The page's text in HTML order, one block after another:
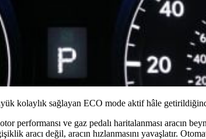
kolaylık sağlayan ECO mode aktif hâle
performansı ve gaz pedalı haritalanması aracın
aracı değil, aracın hızlanmasını yavaşlatır.